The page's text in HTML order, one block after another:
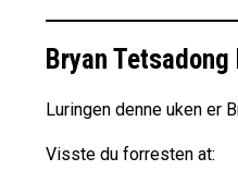
Bryan
Luringen denne uken er
Visste du forresten at: